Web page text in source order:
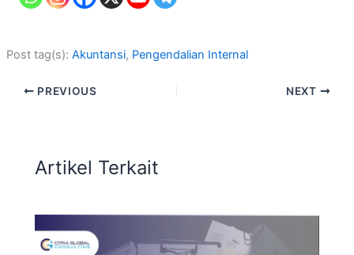
Post tag(s): Akuntansi, Pengendalian Internal
PREVIOUS NEXT
Artikel Terkait